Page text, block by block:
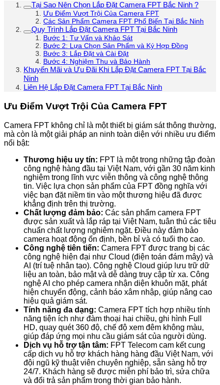
Tại Sao Nên Chọn Lắp Đặt Camera FPT Bắc Ninh ?
Ưu Điểm Vượt Trội Của Camera FPT
Các Sản Phẩm Camera FPT Phổ Biến Tại Bắc Ninh
Quy Trình Lắp Đặt Camera FPT Tại Bắc Ninh
Bước 1: Tư Vấn và Khảo Sát
Bước 2: Lựa Chọn Sản Phẩm và Ký Hợp Đồng
Bước 3: Lắp Đặt và Cài Đặt
Bước 4: Nghiệm Thu và Bảo Hành
Khuyến Mãi và Ưu Đãi Khi Lắp Đặt Camera FPT Tại Bắc
Ninh
Liên Hệ Lắp Đặt Camera FPT Tại Bắc Ninh
Ưu Điểm Vượt Trội Của Camera FPT
Camera FPT không chỉ là một thiết bị giám sát thông thường,
mà còn là một giải pháp an ninh toàn diện với nhiều ưu điểm
nổi bật:
Thương hiệu uy tín: FPT là một trong những tập đoàn
công nghệ hàng đầu tại Việt Nam, với gần 30 năm kinh
nghiệm trong lĩnh vực viễn thông và công nghệ thông
tin. Việc lựa chọn sản phẩm của FPT đồng nghĩa với
việc bạn đặt niềm tin vào một thương hiệu đã được
khẳng định trên thị trường.
Chất lượng đảm bảo: Các sản phẩm camera FPT
được sản xuất và lắp ráp tại Việt Nam, tuân thủ các tiêu
chuẩn chất lượng nghiêm ngặt. Điều này đảm bảo
camera hoạt động ổn định, bền bỉ và có tuổi thọ cao.
Công nghệ tiên tiến: Camera FPT được trang bị các
công nghệ hiện đại như Cloud (điện toán đám mây) và
AI (trí tuệ nhân tạo). Công nghệ Cloud giúp lưu trữ dữ
liệu an toàn, bảo mật và dễ dàng truy cập từ xa. Công
nghệ AI cho phép camera nhận diện khuôn mặt, phát
hiện chuyển động, cảnh báo xâm nhập, giúp nâng cao
hiệu quả giám sát.
Tính năng đa dạng: Camera FPT tích hợp nhiều tính
năng tiện ích như đàm thoại hai chiều, ghi hình Full
HD, quay quét 360 độ, chế độ xem đêm không màu,
giúp đáp ứng mọi nhu cầu giám sát của người dùng.
Dịch vụ hỗ trợ tận tâm: FPT Telecom cam kết cung
cấp dịch vụ hỗ trợ khách hàng hàng đầu Việt Nam, với
đội ngũ kỹ thuật viên chuyên nghiệp, sẵn sàng hỗ trợ
24/7. Khách hàng sẽ được miễn phí bảo trì, sửa chữa
và đổi trả sản phẩm trong thời gian bảo hành.